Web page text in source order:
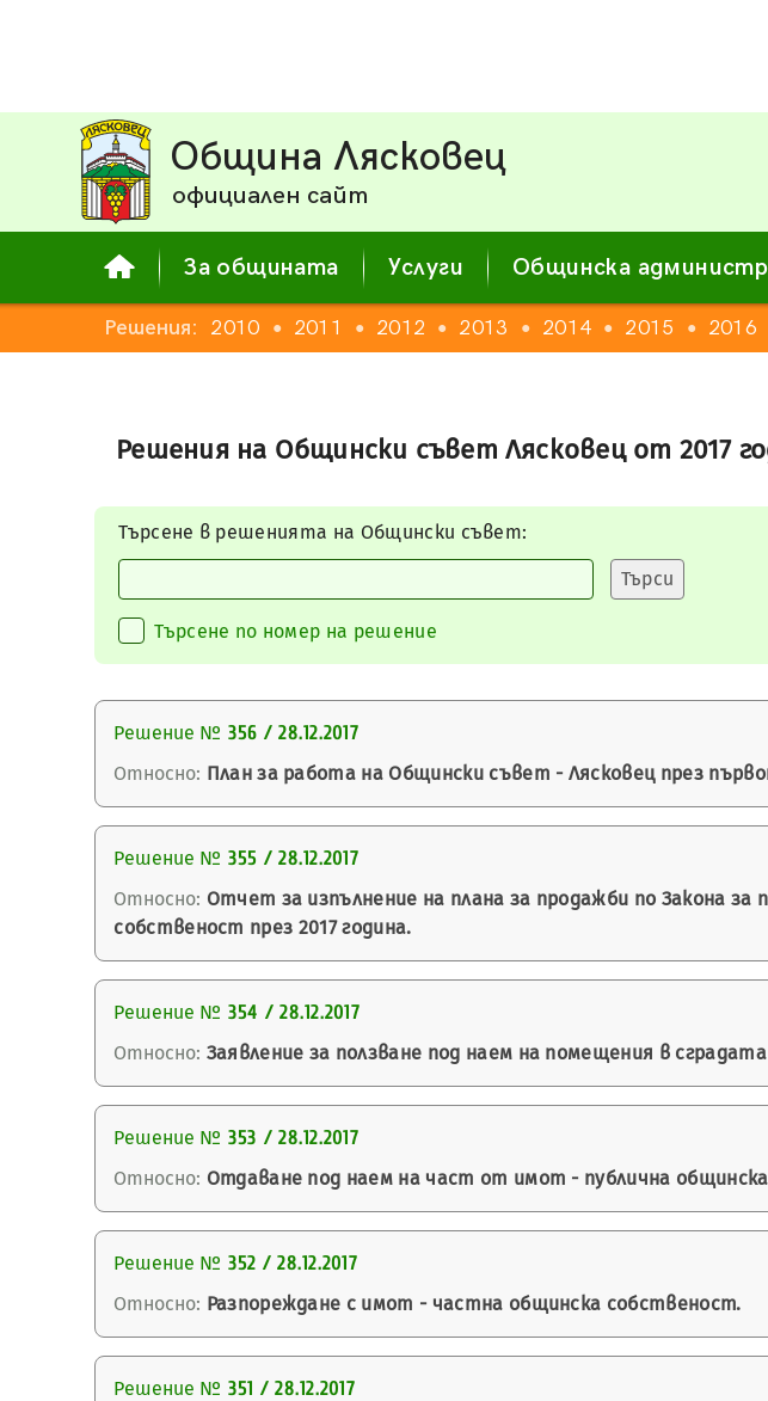
Община Лясковец
официален сайт
За общината Услуги Общинска
Решения:
● 2009 ● 2010 ● 2011 ● 2012 ● 2013 ● 2014 ● 2015 ● 2016
Решения на Общински съвет Лясковец от 2017
Търсене в решенията на Общински съвет:
Търсене по номер на решение
Решение № 356 / 28.12.2017
Относно: План за работа на Общински съвет - Лясковец през
Решение № 355 / 28.12.2017
Относно: Отчет за изпълнение на плана за продажби по Закона
собственост през 2017 година.
Решение № 354 / 28.12.2017
Относно: Заявление за ползване под наем на помещения в
Решение № 353 / 28.12.2017
Относно: Отдаване под наем на част от имот - публична
Решение № 352 / 28.12.2017
Относно: Разпореждане с имот - частна общинска собственост.
Решение № 351 / 28.12.2017